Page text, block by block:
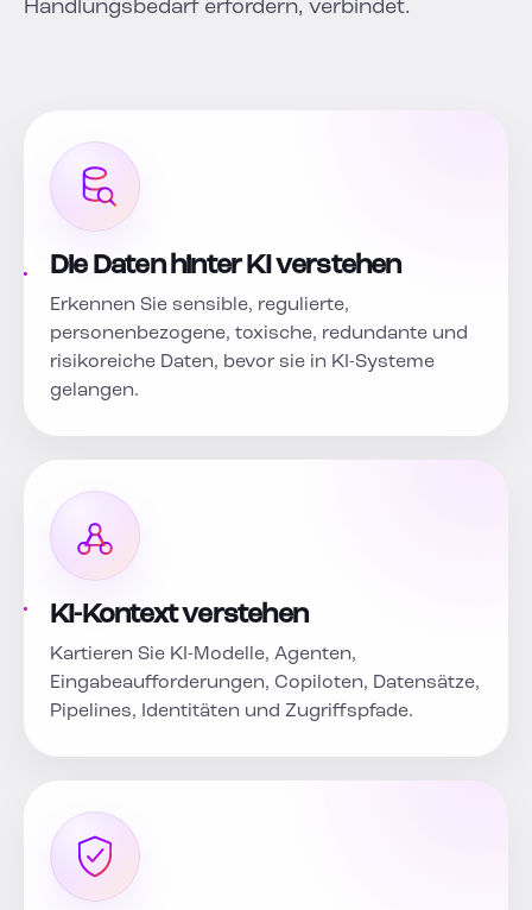
Handlungsbedarf erfordern, verbindet.
Die Daten hinter KI verstehen
Erkennen Sie sensible, regulierte,
personenbezogene, toxische, redundante und
risikoreiche Daten, bevor sie in KI-Systeme
gelangen.
KI-Kontext verstehen
Kartieren Sie KI-Modelle, Agenten,
Eingabeaufforderungen, Copiloten, Datensätze,
Pipelines, Identitäten und Zugriffspfade.